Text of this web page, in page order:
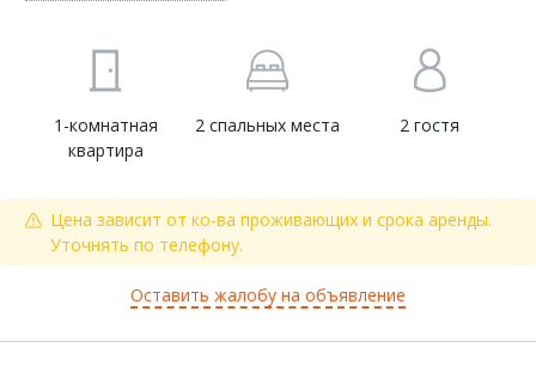
1-комнатная
квартира
2 спальных места 2 гостя
Цена зависит от ко-ва проживающих и срока аренды.
Уточнять по телефону.
Оставить жалобу на объявление